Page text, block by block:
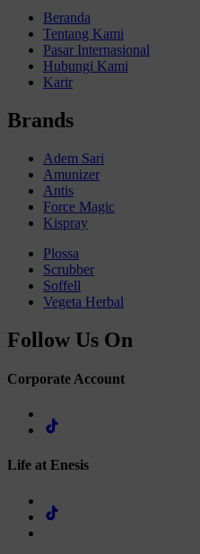
Beranda
Tentang Kami
Pasar Internasional
Hubungi Kami
Karir
Brands
Adem Sari
Amunizer
Antis
Force Magic
Kispray
Plossa
Scrubber
Soffell
Vegeta Herbal
Follow Us On
Corporate Account
Life at Enesis